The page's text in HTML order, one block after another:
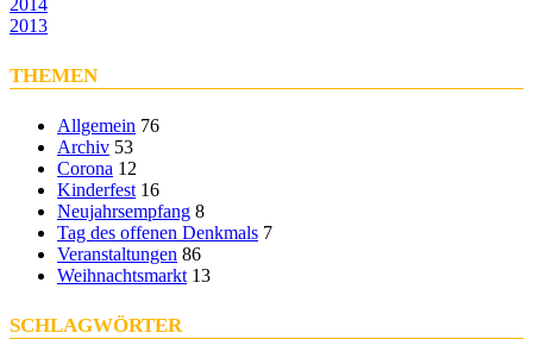
2014
2013
THEMEN
Allgemein 76
Archiv 53
Corona 12
Kinderfest 16
Neujahrsempfang 8
Tag des offenen Denkmals 7
Veranstaltungen 86
Weihnachtsmarkt 13
SCHLAGWÖRTER